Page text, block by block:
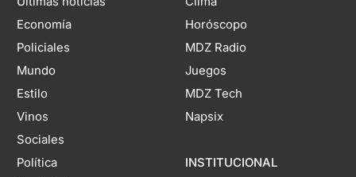
Economía
Policiales
Mundo
Estilo
Vinos
Sociales
Política
Horóscopo
MDZ Radio
Juegos
MDZ Tech
Napsix
INSTITUCIONAL